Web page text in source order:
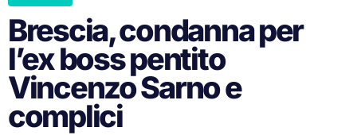
Brescia, condanna per
l’ex boss pentito
Vincenzo Sarno e
complici